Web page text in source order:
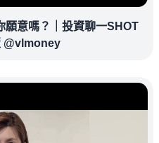
願意嗎？｜投資聊一SHOT
@vlmoney